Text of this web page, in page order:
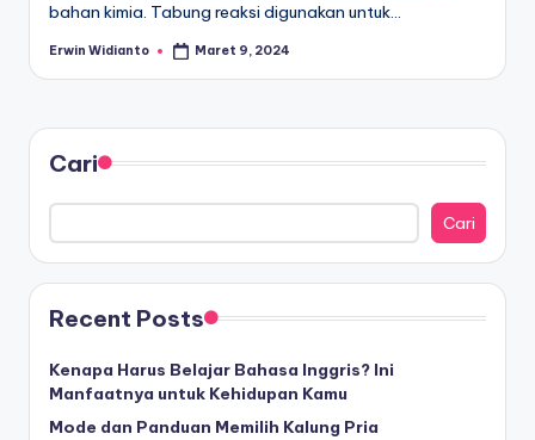
bahan kimia. Tabung reaksi digunakan untuk…
Posted
Erwin Widianto Maret 9, 2024
Cari
Cari
Recent Posts
Kenapa Harus Belajar Bahasa Inggris? Ini
Manfaatnya untuk Kehidupan Kamu
Mode dan Panduan Memilih Kalung Pria